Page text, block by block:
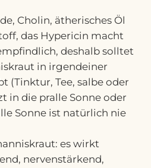
Cholin, ätherisches Öl
das Hypericin macht
deshalb solltet
in irgendeiner
(Tinktur, Tee, salbe oder
in die pralle Sonne oder
Sonne ist natürlich nie
es wirkt
nervenstärkend,